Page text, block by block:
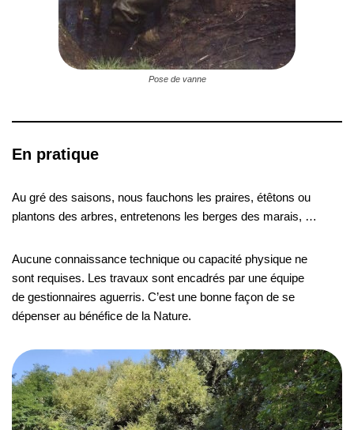
Pose de vanne
En pratique
Au gré des saisons, nous fauchons les praires, étêtons ou
plantons des arbres, entretenons les berges des marais, …
Aucune connaissance technique ou capacité physique ne
sont requises. Les travaux sont encadrés par une équipe
de gestionnaires aguerris. C’est une bonne façon de se
dépenser au bénéfice de la Nature.